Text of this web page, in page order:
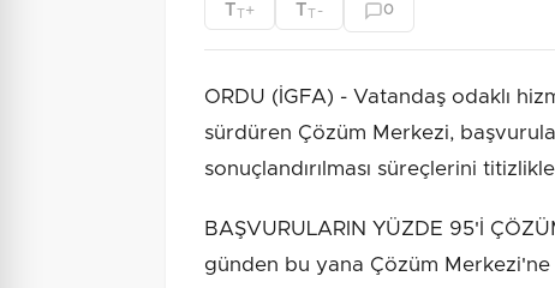
TT+ TT - 0
ORDU (İGFA) - Vatandaş odaklı
sürdüren Çözüm Merkezi,
sonuçlandırılması süreçlerini
BAŞVURULARIN YÜZDE 95'İ
günden bu yana Çözüm